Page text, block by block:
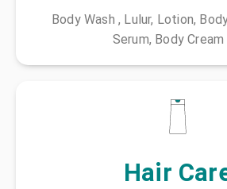
Body Wash , Lulur, Lotion,
Serum, Body Cream
Hair